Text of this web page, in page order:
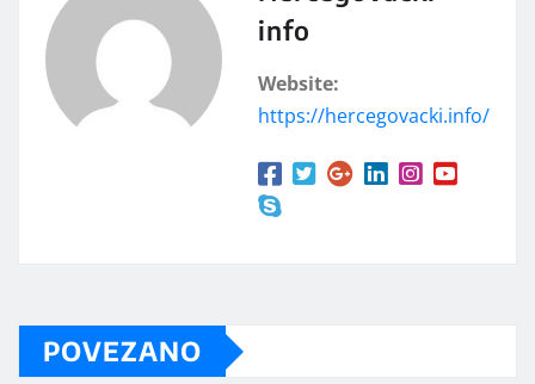
info
Website:
https://hercegovacki.info/
POVEZANO